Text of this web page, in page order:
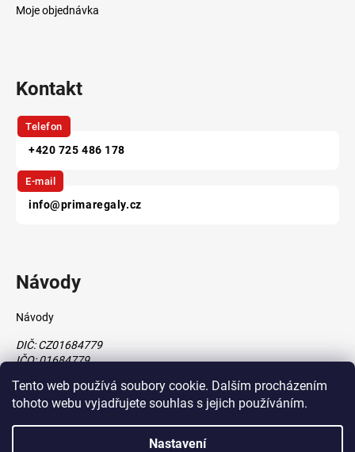
Tento web používá soubory cookie. Dalším procházením
tohoto webu vyjadřujete souhlas s jejich používáním.
Nastavení
Moje objednávka
Kontakt
Telefon
+420 725 486 178
E-mail
info@primaregaly.cz
Návody
Návody
DIČ: CZ01684779
IČO: 01684779
Vytvořil Shoptet
vytvořilŠtefan Mazáň